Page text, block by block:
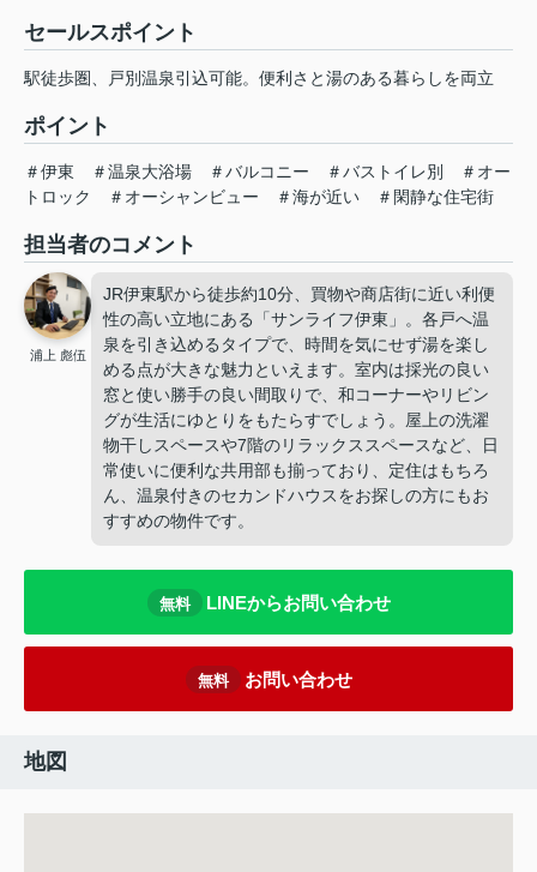
セールスポイント
駅徒歩圏、戸別温泉引込可能。便利さと湯のある暮らしを両立
ポイント
＃伊東 ＃温泉大浴場 ＃バルコニー ＃バストイレ別
＃オー
トロック
＃オーシャンビュー ＃海が近い ＃閑静な住宅街
担当者のコメント
浦上 彪伍
JR伊東駅から徒歩約10分、買物や商店街に近い利便
性の高い立地にある「サンライフ伊東」。各戸へ温
泉を引き込めるタイプで、時間を気にせず湯を楽し
める点が大きな魅力といえます。室内は採光の良い
窓と使い勝手の良い間取りで、和コーナーやリビン
グが生活にゆとりをもたらすでしょう。屋上の洗濯
物干しスペースや7階のリラックススペースなど、日
常使いに便利な共用部も揃っており、定住はもちろ
ん、温泉付きのセカンドハウスをお探しの方にもお
すすめの物件です。
無料 LINEからお問い合わせ
無料 お問い合わせ
地図